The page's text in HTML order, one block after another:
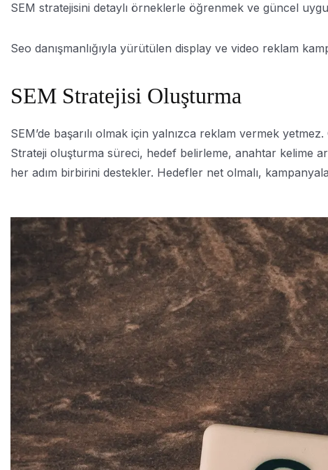
SEM stratejisini detaylı örneklerle öğrenmek ve güncel
Seo danışmanlığıyla yürütülen display ve video reklam
SEM Stratejisi Oluşturma
SEM’de başarılı olmak için yalnızca reklam vermek
Strateji oluşturma süreci, hedef belirleme, anahtar kelime
her adım birbirini destekler. Hedefler net olmalı,